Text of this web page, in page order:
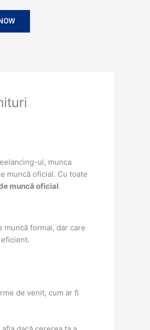
ul, munca
muncă oficial. Cu toate
muncă oficial.
formal, dar care
de venit, cum ar fi